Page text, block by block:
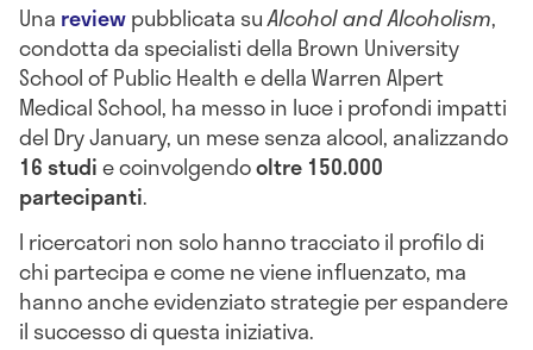
Una reviewpubblicata suAlcohol and Alcoholism,
condotta da specialisti della Brown University
School of Public Health e della Warren Alpert
Medical School, ha messo in luce i profondi impatti
del Dry January, un mese senza alcool, analizzando
16 studie coinvolgendooltre 150.000
partecipanti.
I ricercatori non solo hanno tracciato il profilo di
chi partecipa e come ne viene influenzato, ma
hanno anche evidenziato strategie per espandere
il successo di questa iniziativa.